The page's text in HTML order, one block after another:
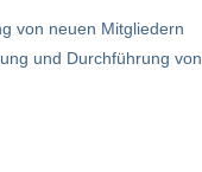
von neuen Mitgliedern
und Durchführung von